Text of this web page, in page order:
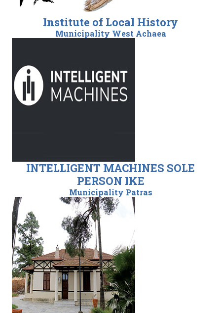
Institute of Local History
Municipality West Achaea
INTELLIGENT MACHINES SOLE
PERSON IKE
Municipality Patras